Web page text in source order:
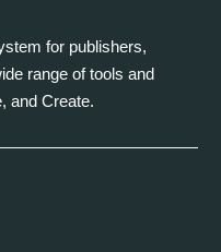
for publishers,
range of tools and
and Create.